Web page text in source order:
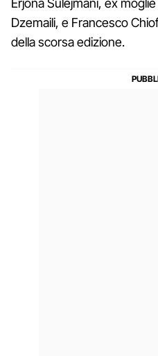
Erjona Sulejmani, ex
Dzemaili, e Francesco
della scorsa edizione.